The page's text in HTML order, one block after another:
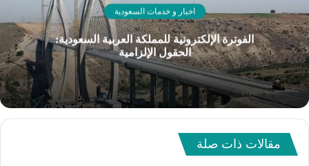
اخبار و خدمات السعودية
الفوترة الإلكترونية للمملكة العربية السعودية:
الحقول الإلزامية
مقالات ذات صلة